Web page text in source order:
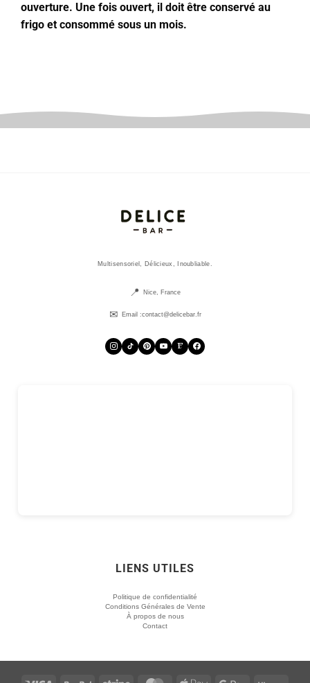
ouverture. Une fois ouvert, il doit être conservé au
frigo et consommé sous un mois.
Multisensoriel, Délicieux, Inoubliable.
Nice, France
Email :contact@delicebar.fr
LIENS UTILES
Politique de confidentialité
Conditions Générales de Vente
À propos de nous
Contact